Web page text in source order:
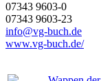
07343 9603-0
07343 9603-23
info@vg-buch.de
www.vg-buch.de/